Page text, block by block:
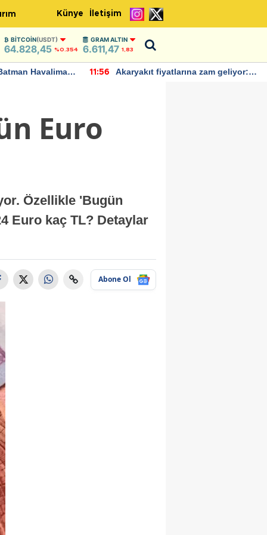
Künye İletişim
BITCOIN(USDT)
64.828,45 %0.354
GRAM ALTIN
6.611,47 1,83
Havalimanı
11:56
Akaryakıt fiyatlarına zam geliyor:
Euro
Özellikle 'Bugün
Euro kaç TL? Detaylar
Abone Ol